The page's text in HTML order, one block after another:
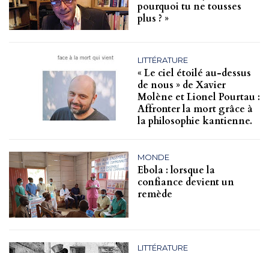
pourquoi tu ne tousses
plus ? »
LITTÉRATURE
« Le ciel étoilé au-dessus
de nous » de Xavier
Molène et Lionel Pourtau :
Affronter la mort grâce à
la philosophie kantienne.
MONDE
Ebola : lorsque la
confiance devient un
remède
LITTÉRATURE